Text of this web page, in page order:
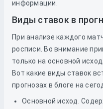
информации.
Виды ставок в
При анализе каждого
росписи. Во внимание
только на основной
Вот какие виды ставок
прогнозах в блоге на
Основной исход.